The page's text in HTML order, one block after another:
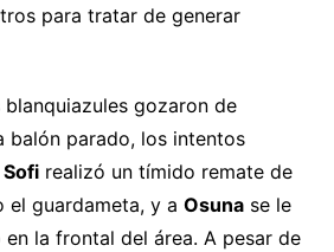
para tratar de generar
gozaron de
balón parado, los intentos
Sofirealizó un tímido remate de
el guardameta, y a Osunase le
la frontal del área. A pesar de